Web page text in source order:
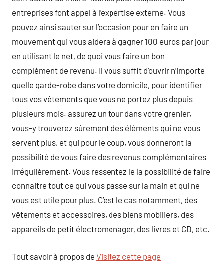
entreprises font appel à l’expertise externe. Vous
pouvez ainsi sauter sur l’occasion pour en faire un
mouvement qui vous aidera à gagner 100 euros par jour
en utilisant le net, de quoi vous faire un bon
complément de revenu. Il vous suffit d’ouvrir n’importe
quelle garde-robe dans votre domicile, pour identifier
tous vos vêtements que vous ne portez plus depuis
plusieurs mois. assurez un tour dans votre grenier,
vous-y trouverez sûrement des éléments qui ne vous
servent plus, et qui pour le coup, vous donneront la
possibilité de vous faire des revenus complémentaires
irrégulièrement. Vous ressentez le la possibilité de faire
connaitre tout ce qui vous passe sur la main et qui ne
vous est utile pour plus. C’est le cas notamment, des
vêtements et accessoires, des biens mobiliers, des
appareils de petit électroménager, des livres et CD, etc.
Tout savoir à propos de Visitez cette page